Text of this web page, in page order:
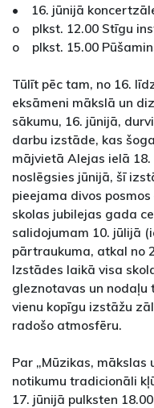
• 16. jūnijā
o plkst. 12.00 Stīgu
o plkst. 15.00
Tūlīt pēc tam, no 16.
eksāmeni mākslā un
sākumu, 16. jūnijā,
darbu izstāde, kas
mājvietā Alejas ielā
noslēgsies jūnijā, šī
pieejama divos
skolas jubilejas gada
salidojumam 10. jūlijā
pārtraukuma, atkal no
Izstādes laikā visa
gleznotavas un
vienu kopīgu izstāžu
radošo atmosfēru.
Par „Mūzikas,
notikumu tradicionāli
17. jūnijā pulksten